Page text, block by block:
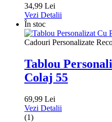
34,99 Lei
Vezi Detalii
În stoc
Cadouri Personalizate
Tablou
Colaj 55
69,99 Lei
Vezi Detalii
(1)